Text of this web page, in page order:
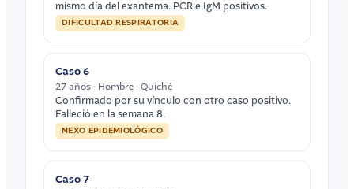
mismo día del exantema. PCR e IgM positivos.
DIFICULTAD RESPIRATORIA
Caso 6
27 años · Hombre · Quiché
Confirmado por su vínculo con otro caso positivo.
Falleció en la semana 8.
NEXO EPIDEMIOLÓGICO
Caso 7